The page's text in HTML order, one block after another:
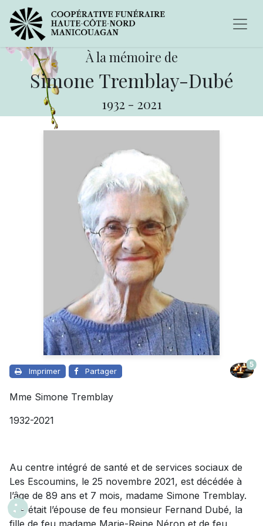
À la mémoire de
Simone Tremblay-Dubé
1932 - 2021
Imprimer Partager
5
Mme Simone Tremblay
1932-2021
Au centre intégré de santé et de services sociaux de
Les Escoumins, le 25 novembre 2021, est décédée à
l’âge de 89 ans et 7 mois, madame Simone Tremblay.
Elle était l’épouse de feu monsieur Fernand Dubé, la